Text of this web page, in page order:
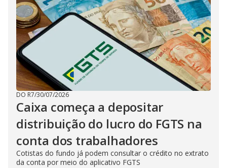
DO R7/30/07/2026
Caixa começa a depositar
distribuição do lucro do FGTS na
conta dos trabalhadores
Cotistas do fundo já podem consultar o crédito no extrato
da conta por meio do aplicativo FGTS